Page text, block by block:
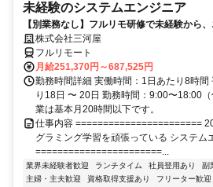
未経験のシステムエンジニア
【別業務なし】フルリモ研修で未経験から
株式会社三河屋
フルリモート
月給251,370円～687,525円
勤務時間詳細 実働時間：1日あたり8時間
り18日 〜 20日 勤務時間：9:00〜18:00
業は基本月20時間以下です。
仕事内容 =======================
グラミング学習を頑張っている システム
=======================...
業界未経験者歓迎 ランチタイム 社員登用あり
副
主婦・主夫歓迎
資格取得支援あり フリーター歓迎